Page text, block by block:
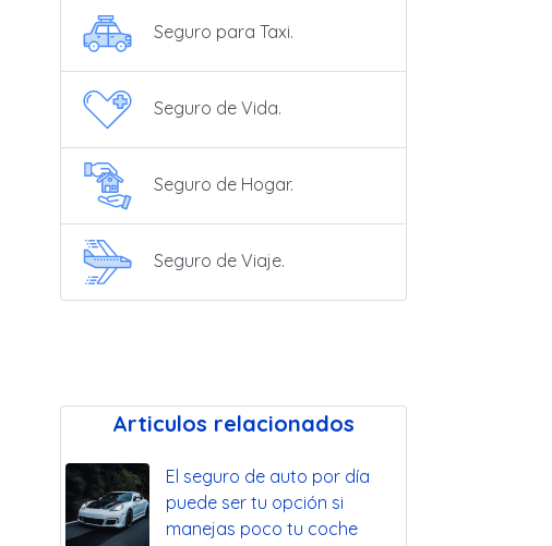
Seguro para Taxi.
Seguro de Vida.
Seguro de Hogar.
Seguro de Viaje.
Articulos relacionados
El seguro de auto por día
puede ser tu opción si
manejas poco tu coche